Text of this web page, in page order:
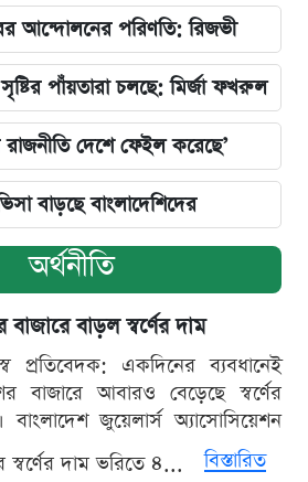
আন্দোলনের পরিণতি: রিজভী
পাঁয়তারা চলছে: মির্জা ফখরুল
রাজনীতি দেশে ফেইল করেছে’
ভিসা বাড়ছে বাংলাদেশিদের
অর্থনীতি
বাড়ল স্বর্ণের দাম
প্রতিবেদক: একদিনের ব্যবধানেই
বাজারে আবারও বেড়েছে স্বর্ণের
বাংলাদেশ জুয়েলার্স অ্যাসোসিয়েশন
দাম ভরিতে ৪...
বিস্তারিত